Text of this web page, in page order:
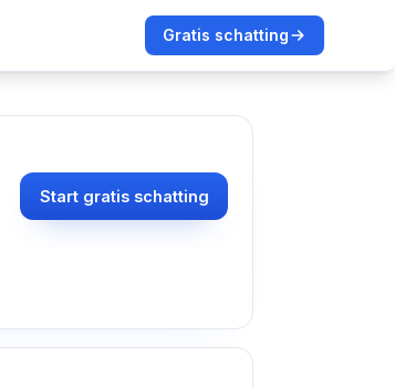
Gratis schatting
Start gratis schatting